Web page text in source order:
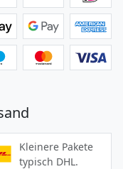
Kleinere Pakete
typisch DHL.